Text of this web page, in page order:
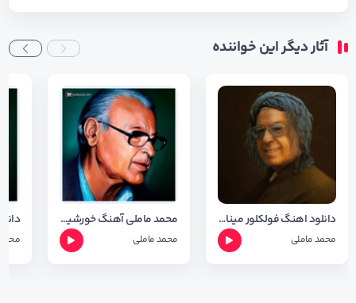
آثار دیگر این خواننده
دانلود اهنگ فولکلور مینا با صدای محمد ماملی با کیفیت 320
محمد ماملی
محمد ماملی آهنگ خورشیده خاور
محمد ماملی